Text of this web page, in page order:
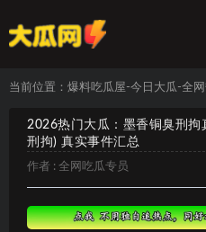
当前位置： 爆料吃瓜屋-今日大瓜-全
2026热门大瓜：墨香铜臭刑拘
刑拘) 真实事件汇总
作者 : 全网吃瓜专员